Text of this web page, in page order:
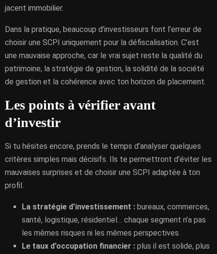
jacent immobilier.
Dans la pratique, beaucoup d’investisseurs font l’erreur de
choisir une SCPI uniquement pour la défiscalisation. C’est
une mauvaise approche, car le vrai sujet reste la qualité du
patrimoine, la stratégie de gestion, la solidité de la société
de gestion et la cohérence avec ton horizon de placement.
Les points à vérifier avant
d’investir
Si tu hésites encore, prends le temps d’analyser quelques
critères simples mais décisifs. Ils te permettront d’éviter les
mauvaises surprises et de choisir une SCPI adaptée à ton
profil.
La stratégie d’investissement : bureaux, commerces,
santé, logistique, résidentiel… chaque segment n’a pas
les mêmes risques ni les mêmes perspectives.
Le taux d’occupation financier : plus il est solide, plus